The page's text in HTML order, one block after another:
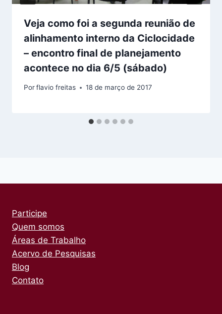
Veja como foi a segunda reunião de
alinhamento interno da Ciclocidade
– encontro final de planejamento
acontece no dia 6/5 (sábado)
Porflavio freitas 18 de março de 2017
Participe
Quem somos
Áreas de Trabalho
Acervo de Pesquisas
Blog
Contato